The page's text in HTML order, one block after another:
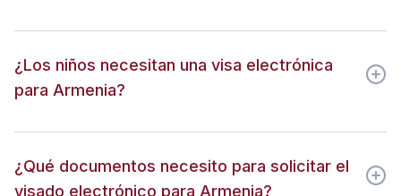
¿Los niños necesitan una visa electrónica
para Armenia?
¿Qué documentos necesito para solicitar el
visado electrónico para Armenia?